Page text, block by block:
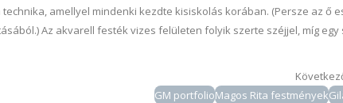
technika, amellyel mindenki kezdte kisiskolás korában. (Persze az
Az akvarell festék vizes felületen folyik szerte széjjel, míg
GM portfolioMagos Rita festmények